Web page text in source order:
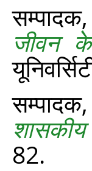
सम्‍पादक,
जीवन
सम्‍पादक,
82.